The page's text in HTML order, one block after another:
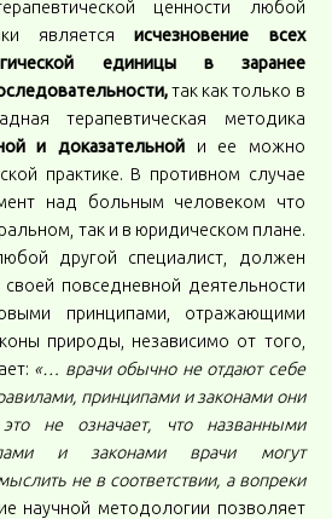
ценности любой
являетсяисчезновение всех
единицы в заранее
так как только в
терапевтическая методика
и доказательной и ее можно
практике. В противном случае
над больным человеком что
так и в юридическом плане.
другой специалист, должен
повседневной деятельности
принципами, отражающими
природы, независимо от того,
«… врачи обычно не отдают себе
принципами и законами они
не означает, что названными
и законами врачи могут
не в соответствии, а вопреки
научной методологии позволяет